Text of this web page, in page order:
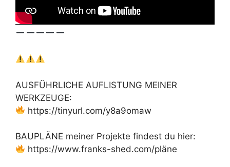
AUSFÜHRLICHE AUFLISTUNG MEINER
WERKZEUGE:
https://tinyurl.com/y8a9omaw
BAUPLÄNE meiner Projekte findest du hier:
https://www.franks-shed.com/pläne